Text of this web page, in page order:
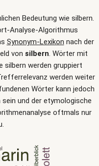
Bedeutung wie silbern.
Analyse-Algorithmus
Synonym-Lexikon nach der
von silbern. Wörter mit
silbern werden gruppiert
werden weiter
Wörter kann jedoch
und der etymologische
oftmals nur